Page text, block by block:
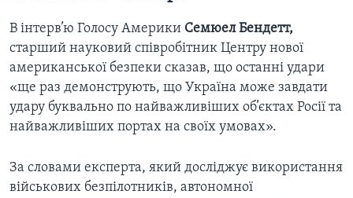
В інтерв’ю Голосу Америки Семюел Бендетт,
старший науковий співробітник Центру нової
американської безпеки сказав, що останні удари
«ще раз демонструють, що Україна може завдати
удару буквально по найважливіших об’єктах Росії та
найважливіших портах на своїх умовах».
За словами експерта, який досліджує використання
військових безпілотників, автономної